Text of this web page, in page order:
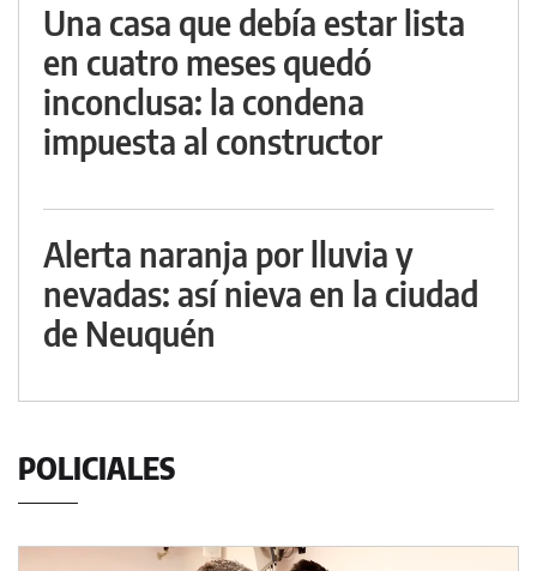
Una casa que debía estar lista
en cuatro meses quedó
inconclusa: la condena
impuesta al constructor
Alerta naranja por lluvia y
nevadas: así nieva en la ciudad
de Neuquén
POLICIALES